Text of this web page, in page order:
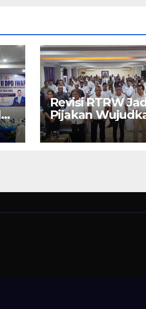
Revisi RTRW
Pijakan
Ambon Modern,
Nyaman dan